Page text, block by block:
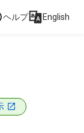
ヘルプ English